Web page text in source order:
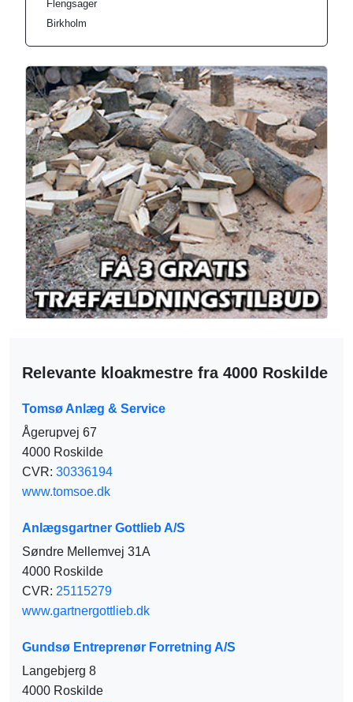
Flengsager
Birkholm
Relevante kloakmestre fra 4000 Roskilde
Tomsø Anlæg & Service
Ågerupvej 67
4000 Roskilde
CVR: 30336194
www.tomsoe.dk
Anlægsgartner Gottlieb A/S
Søndre Mellemvej 31A
4000 Roskilde
CVR: 25115279
www.gartnergottlieb.dk
Gundsø Entreprenør Forretning A/S
Langebjerg 8
4000 Roskilde